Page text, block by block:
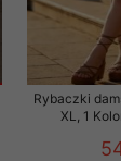
Rybaczki
XL, 1